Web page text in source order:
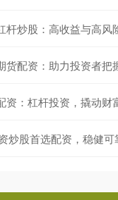
杆炒股：高收益与高风
货配资：助力投资者把
资：杠杆投资，撬动财
炒股首选配资，稳健